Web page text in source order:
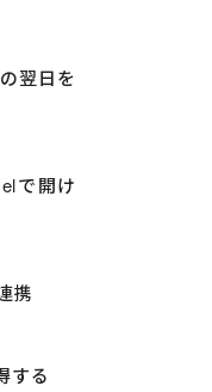
翌日を
で開け
携
する